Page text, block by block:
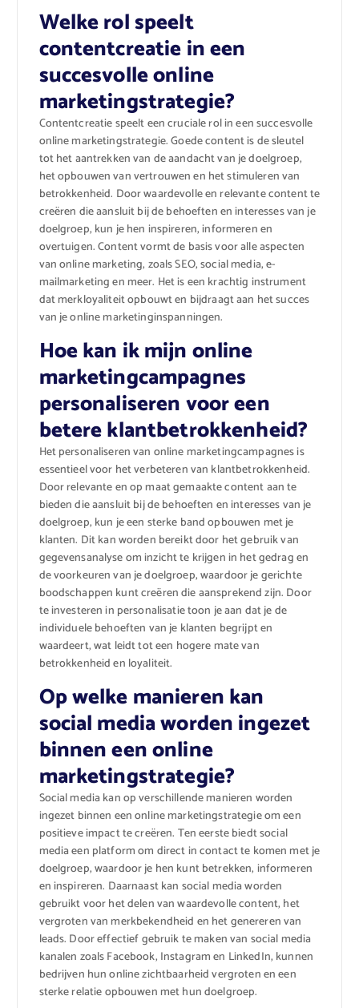
Welke rol speelt
contentcreatie in een
succesvolle online
marketingstrategie?
Contentcreatie speelt een cruciale rol in een succesvolle
online marketingstrategie. Goede content is de sleutel
tot het aantrekken van de aandacht van je doelgroep,
het opbouwen van vertrouwen en het stimuleren van
betrokkenheid. Door waardevolle en relevante content te
creëren die aansluit bij de behoeften en interesses van je
doelgroep, kun je hen inspireren, informeren en
overtuigen. Content vormt de basis voor alle aspecten
van online marketing, zoals SEO, social media, e-
mailmarketing en meer. Het is een krachtig instrument
dat merkloyaliteit opbouwt en bijdraagt aan het succes
van je online marketinginspanningen.
Hoe kan ik mijn online
marketingcampagnes
personaliseren voor een
betere klantbetrokkenheid?
Het personaliseren van online marketingcampagnes is
essentieel voor het verbeteren van klantbetrokkenheid.
Door relevante en op maat gemaakte content aan te
bieden die aansluit bij de behoeften en interesses van je
doelgroep, kun je een sterke band opbouwen met je
klanten. Dit kan worden bereikt door het gebruik van
gegevensanalyse om inzicht te krijgen in het gedrag en
de voorkeuren van je doelgroep, waardoor je gerichte
boodschappen kunt creëren die aansprekend zijn. Door
te investeren in personalisatie toon je aan dat je de
individuele behoeften van je klanten begrijpt en
waardeert, wat leidt tot een hogere mate van
betrokkenheid en loyaliteit.
Op welke manieren kan
social media worden ingezet
binnen een online
marketingstrategie?
Social media kan op verschillende manieren worden
ingezet binnen een online marketingstrategie om een
positieve impact te creëren. Ten eerste biedt social
media een platform om direct in contact te komen met je
doelgroep, waardoor je hen kunt betrekken, informeren
en inspireren. Daarnaast kan social media worden
gebruikt voor het delen van waardevolle content, het
vergroten van merkbekendheid en het genereren van
leads. Door effectief gebruik te maken van social media
kanalen zoals Facebook, Instagram en LinkedIn, kunnen
bedrijven hun online zichtbaarheid vergroten en een
sterke relatie opbouwen met hun doelgroep.